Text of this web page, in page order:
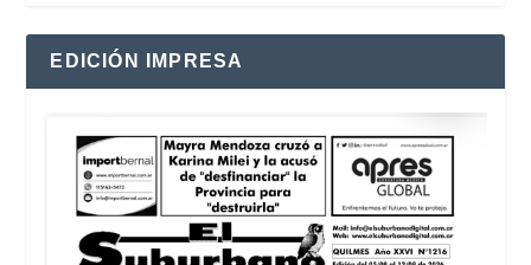
EDICIÓN IMPRESA